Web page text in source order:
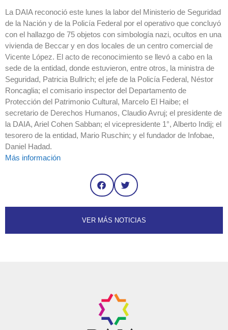
La DAIA reconoció este lunes la labor del Ministerio de Seguridad
de la Nación y de la Policía Federal por el operativo que concluyó
con el hallazgo de 75 objetos con simbología nazi, ocultos en una
vivienda de Beccar y en dos locales de un centro comercial de
Vicente López. El acto de reconocimiento se llevó a cabo en la
sede de la entidad, donde estuvieron, entre otros, la ministra de
Seguridad, Patricia Bullrich; el jefe de la Policía Federal, Néstor
Roncaglia; el comisario inspector del Departamento de
Protección del Patrimonio Cultural, Marcelo El Haibe; el
secretario de Derechos Humanos, Claudio Avruj; el presidente de
la DAIA, Ariel Cohen Sabban; el vicepresidente 1°, Alberto Indij; el
tesorero de la entidad, Mario Ruschin; y el fundador de Infobae,
Daniel Hadad.
Más información
VER MÁS NOTICIAS